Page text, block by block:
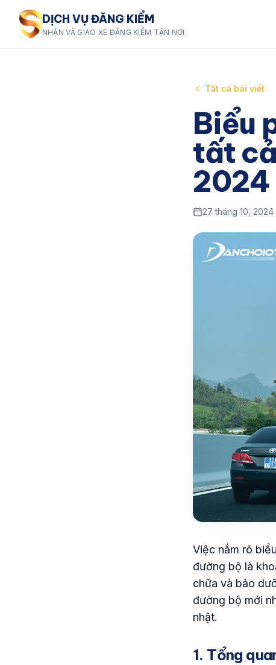
DỊCH VỤ ĐĂNG KIỂM
NHẬN VÀ GIAO XE ĐĂNG KIỂM TẬN NƠI
Tất cả bài viết
Biểu
tất
2024
27 tháng 10, 2024
Việc nắm rõ
đường bộ là
chữa và bảo
đường bộ mới
nhật.
1. Tổng